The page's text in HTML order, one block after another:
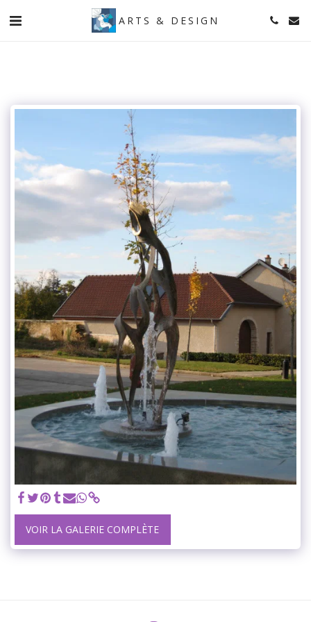
ARTS & DESIGN
VOIR LA GALERIE COMPLÈTE